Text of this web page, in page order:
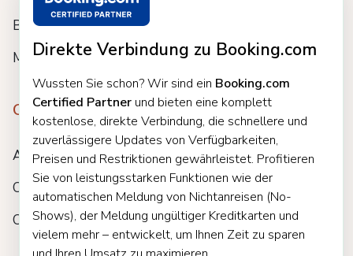
Direkte Verbindung zu Booking.com
Wussten Sie schon? Wir sind ein Booking.com
Certified Partnerund bieten eine komplett
kostenlose, direkte Verbindung, die schnellere und
zuverlässigere Updates von Verfügbarkeiten,
Preisen und Restriktionen gewährleistet. Profitieren
Sie von leistungsstarken Funktionen wie der
automatischen Meldung von Nichtanreisen (No-
Shows), der Meldung ungültiger Kreditkarten und
vielem mehr – entwickelt, um Ihnen Zeit zu sparen
Blog
Meet us
Company
About
Careers
Customers